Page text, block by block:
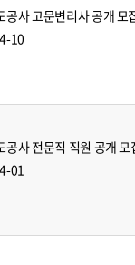
공사 고문변리사 공개 모
10
공사 전문직 직원 공개
01